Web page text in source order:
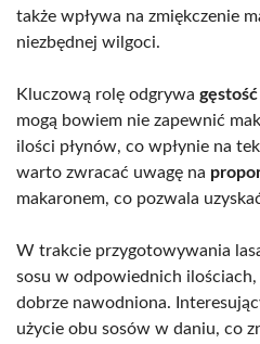
także wpływa na zmiękczenie
niezbędnej wilgoci.
Kluczową rolę odgrywa gęstość
mogą bowiem nie zapewnić
ilości płynów, co wpłynie na
warto zwracać uwagę na
makaronem, co pozwala
W trakcie przygotowywania
sosu w odpowiednich ilościach,
dobrze nawodniona.
użycie obu sosów w daniu, co